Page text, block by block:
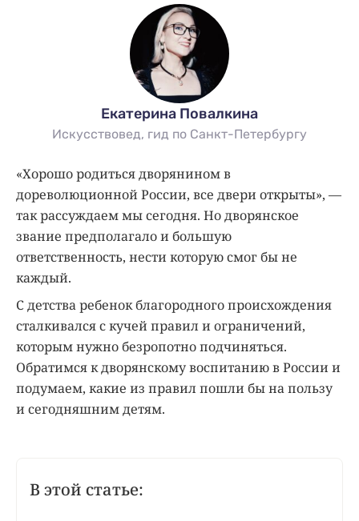
Екатерина Повалкина
Искусствовед, гид по Санкт-Петербургу
«Хорошо родиться дворянином в
дореволюционной России, все двери открыты», —
так рассуждаем мы сегодня. Но дворянское
звание предполагало и большую
ответственность, нести которую смог бы не
каждый.
С детства ребенок благородного происхождения
сталкивался с кучей правил и ограничений,
которым нужно безропотно подчиняться.
Обратимся к дворянскому воспитанию в России и
подумаем, какие из правил пошли бы на пользу
и сегодняшним детям.
В этой статье: